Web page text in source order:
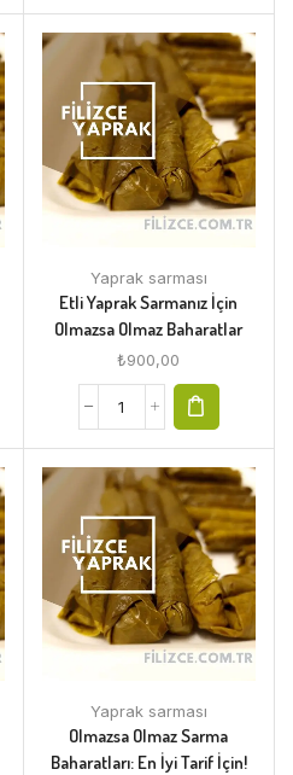
Yaprak sarması
Etli Yaprak Sarmanız İçin
Olmazsa Olmaz Baharatlar
₺900,00
Yaprak sarması
Olmazsa Olmaz Sarma
Baharatları: En İyi Tarif İçin!